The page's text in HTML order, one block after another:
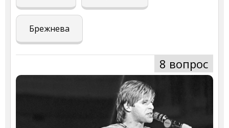
Брежнева
8 вопрос